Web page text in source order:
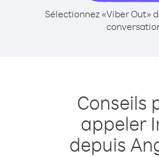
Sélectionnez «Viber Out»
Conseils
appeler
depuis